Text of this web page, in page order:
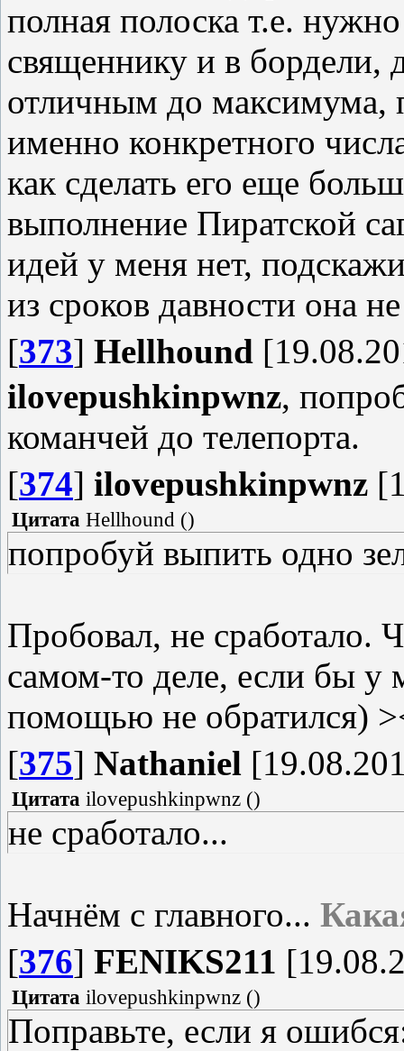
полная полоска т.е.
священнику и в бордели,
отличным до максимума,
именно конкретного
как сделать его еще
выполнение Пиратской
идей у меня нет,
из сроков давности она
[373] Hellhound
ilovepushkinpwnz,
команчей до телепорта.
[374] ilovepushkinpwnz
Цитата Hellhound ()
попробуй выпить одно
Пробовал, не сработало.
самом-то деле, если бы у
помощью не обратился)
[375] Nathaniel
Цитата ilovepushkinpwnz ()
не сработало...
Начнём с главного...
[376] FENIKS211
Цитата ilovepushkinpwnz ()
Поправьте, если я